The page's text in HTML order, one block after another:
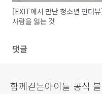
[EXIT에서 만난 청소년 인터
사람을 잃는 것
댓글
함께걷는아이들 공식